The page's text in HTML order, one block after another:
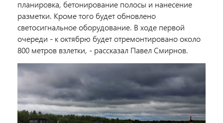
планировка, бетонирование полосы и нанесение
разметки. Кроме того будет обновлено
светосигнальное оборудование. В ходе первой
очереди - к октябрю будет отремонтировано около
800 метров взлетки, - рассказал Павел Смирнов.